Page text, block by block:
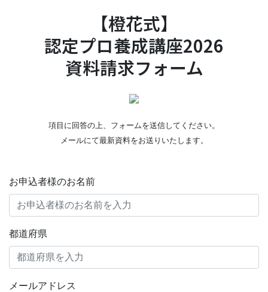
【橙花式】
認定プロ養成講座2026
資料請求フォーム
項目に回答の上、フォームを送信してください。
メールにて最新資料をお送りいたします。
お申込者様のお名前
都道府県
メールアドレス